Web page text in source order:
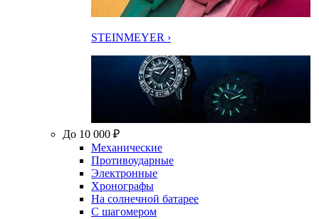
STEINMEYER ›
До 10 000 ₽
Механические
Противоударные
Электронные
Хронографы
На солнечной батарее
С шагомером